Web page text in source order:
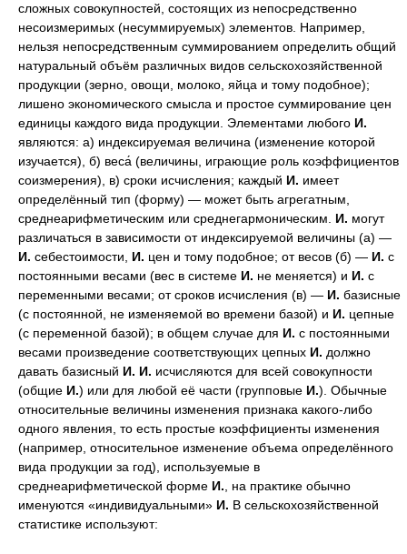
сложных совокупностей, состоящих из непосредственно
несоизмеримых (несуммируемых) элементов. Например,
нельзя непосредственным суммированием определить общий
натуральный объём различных видов сельскохозяйственной
продукции (зерно, овощи, молоко, яйца и тому подобное);
лишено экономического смысла и простое суммирование цен
единицы каждого вида продукции. Элементами любого И.
являются: а) индексируемая величина (изменение которой
изучается), б) веса́ (величины, играющие роль коэффициентов
соизмерения), в) сроки исчисления; каждый И. имеет
определённый тип (форму) — может быть агрегатным,
среднеарифметическим или среднегармоническим. И. могут
различаться в зависимости от индексируемой величины (а) —
И. себестоимости, И. цен и тому подобное; от весов (б) — И. с
постоянными весами (вес в системе И. не меняется) и И. с
переменными весами; от сроков исчисления (в) — И. базисные
(с постоянной, не изменяемой во времени базой) и И. цепные
(с переменной базой); в общем случае для И. с постоянными
весами произведение соответствующих цепных И. должно
давать базисный И. И. исчисляются для всей совокупности
(общие И.) или для любой её части (групповые И.). Обычные
относительные величины изменения признака какого-либо
одного явления, то есть простые коэффициенты изменения
(например, относительное изменение объема определённого
вида продукции за год), используемые в
среднеарифметической форме И. , на практике обычно
именуются «индивидуальными» И. В сельскохозяйственной
статистике используют: